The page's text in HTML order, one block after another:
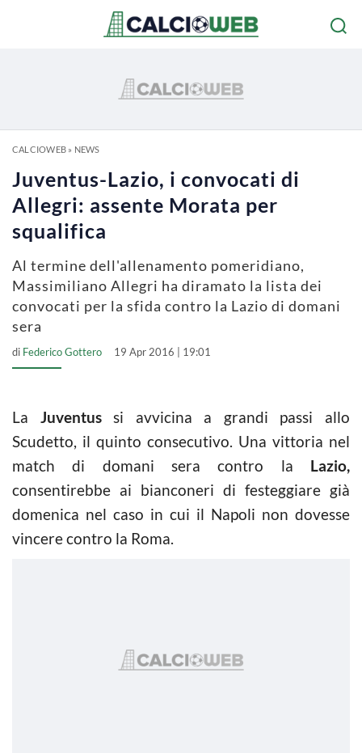
CALCIOWEB» NEWS
Juventus-Lazio, i convocati di
Allegri: assente Morata per
squalifica
Al termine dell'allenamento pomeridiano,
Massimiliano Allegri ha diramato la lista dei
convocati per la sfida contro la Lazio di domani
sera
di Federico Gottero 19 Apr 2016 | 19:01
La Juventussi avvicina a grandi passi allo
Scudetto, il quinto consecutivo. Una vittoria nel
match di domani sera contro la Lazio,
consentirebbe ai bianconeri di festeggiare già
domenica nel caso in cui il Napoli non dovesse
vincere contro la Roma.